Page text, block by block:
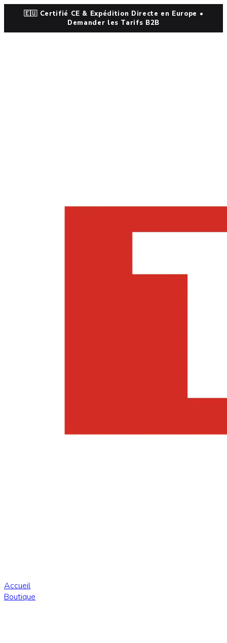
🇪🇺 Certifié CE & Expédition Directe en Europe •
Demander les Tarifs B2B
Accueil
Boutique